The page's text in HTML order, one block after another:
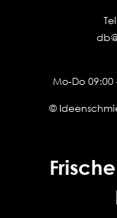
Mo-Do 09:00
©